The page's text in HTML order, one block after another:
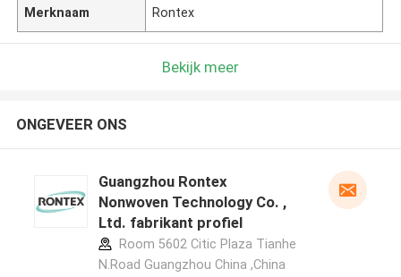
Merknaam Rontex
Bekijk meer
ONGEVEER ONS
Guangzhou Rontex
Nonwoven Technology Co. ,
Ltd. fabrikant profiel
Room 5602 Citic Plaza Tianhe
N.Road Guangzhou China ,China